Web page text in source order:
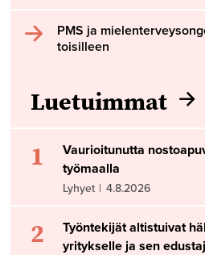
PMS ja
toisilleen
Luetuimmat
1
Vaurioitunutta
työmaalla
Lyhyet | 4.8.2026
2
Työntekijät altistuivat
yritykselle ja sen